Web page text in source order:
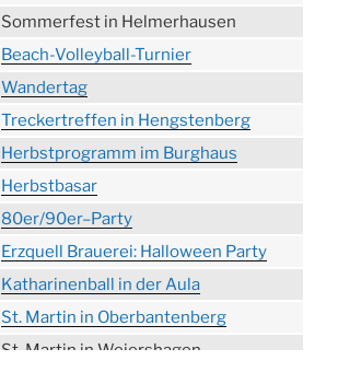
Sommerfest in Helmerhausen
Beach-Volleyball-Turnier
Wandertag
Treckertreffen in Hengstenberg
Herbstprogramm im Burghaus
Herbstbasar
80er/90er–Party
Erzquell Brauerei: Halloween Party
Katharinenball in der Aula
St. Martin in Oberbantenberg
St. Martin in Weiershagen